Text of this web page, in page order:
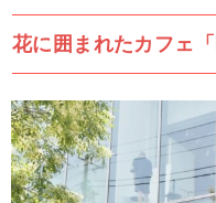
花に囲まれたカフェ